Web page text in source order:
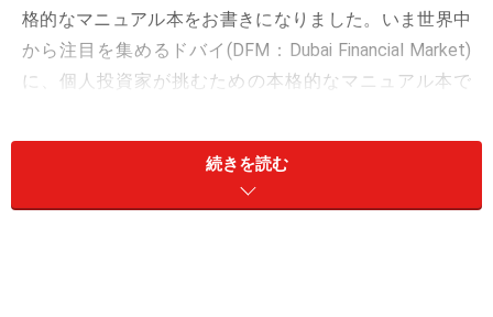
格的なマニュアル本をお書きになりました。いま世界中
から注目を集めるドバイ(DFM：Dubai Financial Market)
に、個人投資家が挑むための本格的なマニュアル本で
てお伺いしてきました！＜シリーズ第５弾（最終回）＞
＜以下インタビューから＞
続きを読む